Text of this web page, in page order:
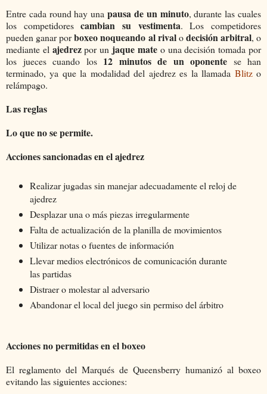
Entre cada round hay unapausa de un minuto, durante las cuales
los competidorescambian su vestimenta. Los competidores
pueden ganar porboxeo noqueando al rivalodecisión arbitral, o
mediante el ajedrezpor un jaque mateo una decisión tomada por
los jueces cuando los 12 minutos de un oponente se han
terminado, ya que la modalidad del ajedrez es la llamada Blitzo
relámpago.
Las reglas
Lo que no se permite.
Acciones sancionadas en el ajedrez
Realizar jugadas sin manejar adecuadamente el reloj de
ajedrez
Desplazar una o más piezas irregularmente
Falta de actualización de la planilla de movimientos
Utilizar notas o fuentes de información
Llevar medios electrónicos de comunicación durante
las partidas
Distraer o molestar al adversario
Abandonar el local del juego sin permiso del árbitro
Acciones no permitidas en el boxeo
El reglamento del Marqués de Queensberry humanizó al boxeo
evitando las siguientes acciones: